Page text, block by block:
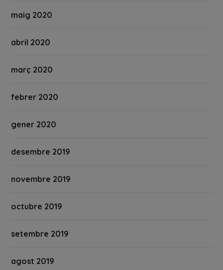
maig 2020
abril 2020
març 2020
febrer 2020
gener 2020
desembre 2019
novembre 2019
octubre 2019
setembre 2019
agost 2019